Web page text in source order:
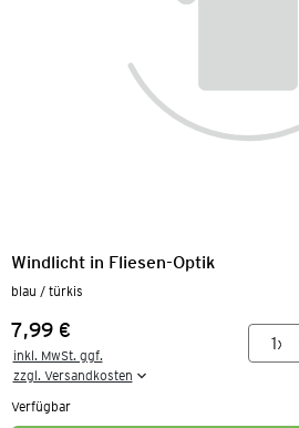
Windlicht in Fliesen-Optik
blau / türkis
Preis:
7,99 €
inkl. MwSt. ggf.
zzgl. Versandkosten
Verfügbar